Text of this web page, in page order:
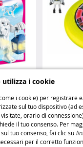
utilizza i cookie
i cookie) per registrare
sul tuo dispositivo (ad
orario di
il tuo consenso. Per
tuo consenso, fai clic su
per il corretto
neve
Sports &
9,95€
Playmobil